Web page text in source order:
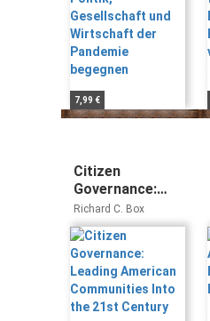
begegnen
7,99 €
Citizen
Governance:
Leading
American
Communities
Into the 21st
Century
Richard C. Box